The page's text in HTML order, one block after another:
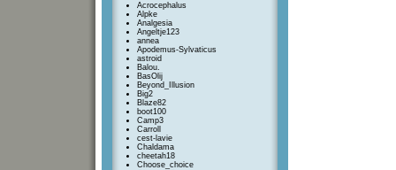
Acrocephalus
Alpke
Analgesia
Angeltje123
annea
Apodemus-Sylvaticus
astroid
Balou.
BasOlij
Beyond_Illusion
Big2
Blaze82
boot100
Camp3
Carroll
cest-lavie
Chaldama
cheetah18
Choose_choice